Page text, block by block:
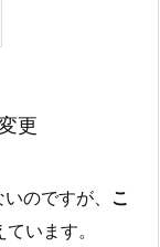
更
のですが、 こ
います。